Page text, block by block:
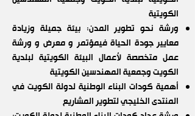
الكويتية
ورشة نحو تطوير المدن: بيئة جميلة وزيادة
معايير جودة الحياة فيمؤتمر و معرض و ورشة
عمل متخصصة لأعمال البيئة الكويتية لبلدية
الكويت وجمعية المهندسين الكويتية
أهمية كودات البناء الوطنية لدولة الكويت في
المنتدى الخليجي لتطوير المشاريع